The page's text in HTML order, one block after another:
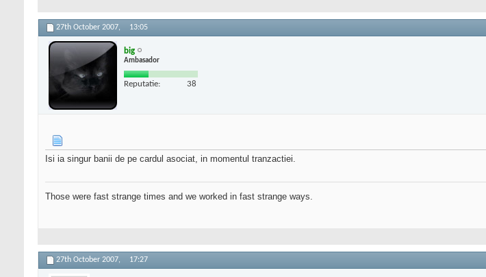
27th October 2007, 13:05
big
Ambasador
Reputatie: 38
Isi ia singur banii de pe cardul asociat, in momentul tranzactiei.
Those were fast strange times and we worked in fast strange ways.
27th October 2007, 17:27